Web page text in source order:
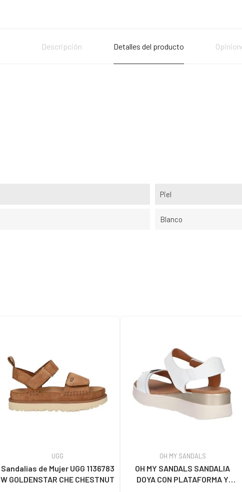
Descripción Detalles del producto
Piel
Blanco
UGG
Sandalias de Mujer UGG 1136783
W GOLDENSTAR CHE CHESTNUT
OH MY SANDALS
OH MY SANDALS SANDALIA
DOYA CON PLATAFORMA Y